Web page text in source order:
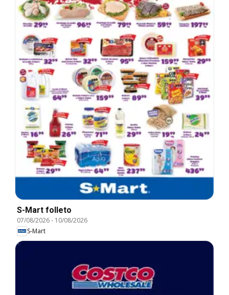
S-Mart folleto
07/08/2026- 10/08/2026
S-Mart